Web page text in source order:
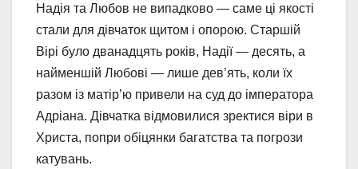
Надія та Любов не випадково — саме ці якості
стали для дівчаток щитом і опорою. Старшій
Вірі було дванадцять років, Надії — десять, а
найменшій Любові — лише дев’ять, коли їх
разом із матір’ю привели на суд до імператора
Адріана. Дівчатка відмовилися зректися віри в
Христа, попри обіцянки багатства та погрози
катувань.